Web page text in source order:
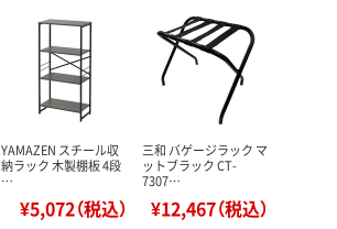
YAMAZEN スチール収
納ラック 木製棚板 4段
…
¥5,072（税込）
三和 バゲージラック マ
ットブラック CT-
7307…
¥12,467（税込）